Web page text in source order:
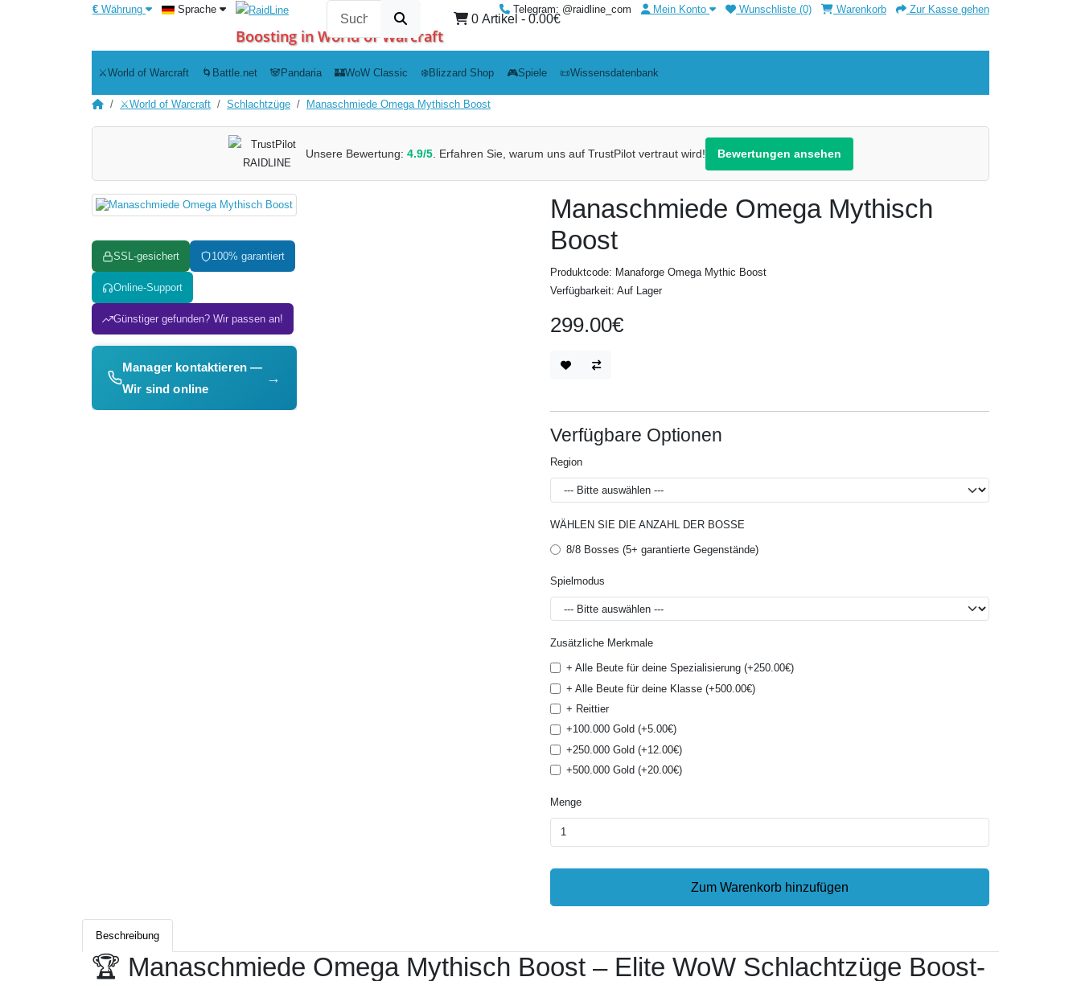
€ Währung Sprache Telegram: @raidline_com Mein Konto Wunschliste (0) Warenkorb Zur Kasse gehen
Boosting in World of Warcraft
0 Artikel - 0.00€
⚔️World of Warcraft 🌀Battle.net 🐼Pandaria 🏰WoW Classic ❄️Blizzard Shop 🎮Spiele 📜Wissensdatenbank
⚔️World of Warcraft Schlachtzüge Manaschmiede Omega Mythisch Boost
Unsere Bewertung: 4.9/5. Erfahren Sie, warum uns auf TrustPilot vertraut wird! Bewertungen ansehen
SSL-gesichert 100% garantiert
Online-Support
Günstiger gefunden? Wir passen an!
Manager kontaktieren —
Wir sind online
→
Manaschmiede Omega Mythisch
Boost
Produktcode: Manaforge Omega Mythic Boost
Verfügbarkeit: Auf Lager
299.00€
Verfügbare Optionen
Region
WÄHLEN SIE DIE ANZAHL DER BOSSE
8/8 Bosses (5+ garantierte Gegenstände)
Spielmodus
Zusätzliche Merkmale
+ Alle Beute für deine Spezialisierung (+250.00€)
+ Alle Beute für deine Klasse (+500.00€)
+ Reittier
+100.000 Gold (+5.00€)
+250.000 Gold (+12.00€)
+500.000 Gold (+20.00€)
Menge
Zum Warenkorb hinzufügen
Beschreibung
🏆 Manaschmiede Omega Mythisch Boost – Elite WoW Schlachtzüge Boost-